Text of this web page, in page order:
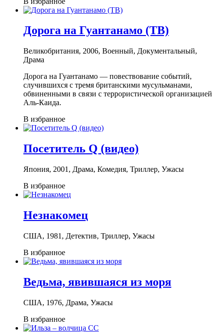
Дорога на Гуантанамо (ТВ)
Великобритания, 2006, Военный, Документальный,
Драма
Дорога на Гуантанамо — повествование событий,
случившихся с тремя британскими мусульманами,
обвиненными в связи с террористической организацией
Аль-Каида.
В избранное
Посетитель Q (видео)
Япония, 2001, Драма, Комедия, Триллер, Ужасы
В избранное
Незнакомец
США, 1981, Детектив, Триллер, Ужасы
В избранное
Ведьма, явившаяся из моря
США, 1976, Драма, Ужасы
В избранное